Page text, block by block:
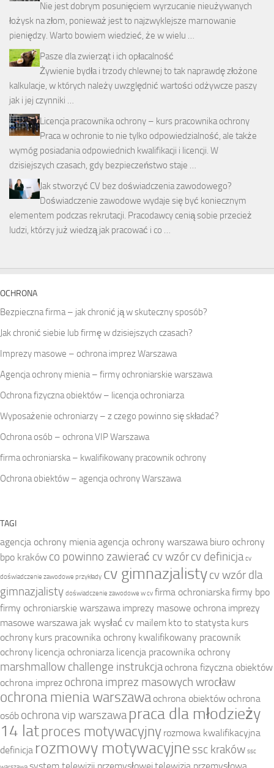
Nie jest dobrym posunięciem wyrzucanie nieużywanych
łożysk na złom, ponieważ jest to najzwyklejsze marnowanie
pieniędzy. Warto bowiem wiedzieć, że w wielu …
Pasze dla zwierząt i ich opłacalność
Żywienie bydła i trzody chlewnej to tak naprawdę złożone
kalkulacje, w których należy uwzględnić wartości odżywcze paszy
jak i jej czynniki …
Licencja pracownika ochrony – kurs pracownika ochrony
Praca w ochronie to nie tylko odpowiedzialność, ale także
wymóg posiadania odpowiednich kwalifikacji i licencji. W
dzisiejszych czasach, gdy bezpieczeństwo staje …
Jak stworzyć CV bez doświadczenia zawodowego?
Doświadczenie zawodowe wydaje się być koniecznym
elementem podczas rekrutacji. Pracodawcy cenią sobie przecież
ludzi, którzy już wiedzą jak pracować i co …
OCHRONA
Bezpieczna firma – jak chronić ją w skuteczny sposób?
Jak chronić siebie lub firmę w dzisiejszych czasach?
Imprezy masowe – ochrona imprez Warszawa
Agencja ochrony mienia – firmy ochroniarskie warszawa
Ochrona fizyczna obiektów – licencja ochroniarza
Wyposażenie ochroniarzy – z czego powinno się składać?
Ochrona osób – ochrona VIP Warszawa
firma ochroniarska – kwalifikowany pracownik ochrony
Ochrona obiektów – agencja ochrony Warszawa
TAGI
agencja ochrony mieniaagencja ochrony warszawa biuro ochrony
bpo kraków co powinno zawierać cv wzórcv definicja cv
doświadczenie zawodowe przykłady cv gimnazjalistycv wzór dla
gimnazjalisty doświadczenie zawodowe w cv firma ochroniarskafirmy bpo
firmy ochroniarskie warszawa imprezy masowe ochrona imprezy
masowe warszawa jak wysłać cv mailem kto to statysta kurs
ochrony kurs pracownika ochrony kwalifikowany pracownik
ochrony licencja ochroniarza licencja pracownika ochrony
marshmallow challenge instrukcja ochrona fizyczna obiektów
ochrona imprez ochrona imprez masowych wrocław
ochrona mienia warszawa ochrona obiektów ochrona
osób ochrona vip warszawa praca dla młodzieży
14 latproces motywacyjny rozmowa kwalifikacyjna
definicja rozmowy motywacyjne ssc kraków ssc